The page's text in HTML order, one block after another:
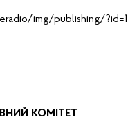
КОМІТЕТ